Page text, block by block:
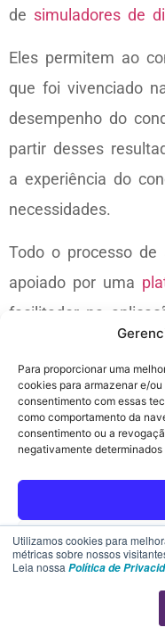
Utilizamos cookies para
métricas sobre nossos
Leia nossa Política de
Para proporcionar uma
cookies para armazenar e/
consentimento com essas
como comportamento da
consentimento ou a
negativamente
Política de
de simuladores de
Eles permitem ao
que foi vivenciado
desempenho do
partir desses
a experiência do
necessidades.
Todo o processo de
apoiado por uma
facilitador na
possibilitar a
instrutor.
Plataforma Digital
Proporciona a
do aprendiz. Se